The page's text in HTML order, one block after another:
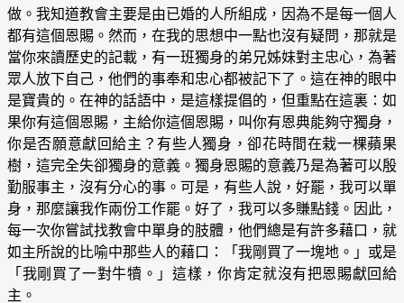
做。我知道教會主要是由已婚的人所組成，因為不是每一個人
都有這個恩賜。然而，在我的思想中一點也沒有疑問，那就是
當你來讀歷史的記載，有一班獨身的弟兄姊妹對主忠心，為著
眾人放下自己，他們的事奉和忠心都被記下了。這在神的眼中
是寶貴的。在神的話語中，是這樣提倡的，但重點在這裏：如
果你有這個恩賜，主給你這個恩賜，叫你有恩典能夠守獨身，
你是否願意獻回給主？有些人獨身，卻花時間在栽一棵蘋果
樹，這完全失卻獨身的意義。獨身恩賜的意義乃是為著可以殷
勤服事主，沒有分心的事。可是，有些人說，好罷，我可以單
身，那麼讓我作兩份工作罷。好了，我可以多賺點錢。因此，
每一次你嘗試找教會中單身的肢體，他們總是有許多藉口，就
如主所說的比喻中那些人的藉口：「我剛買了一塊地。」或是
「我剛買了一對牛犢。」這樣，你肯定就沒有把恩賜獻回給
主。